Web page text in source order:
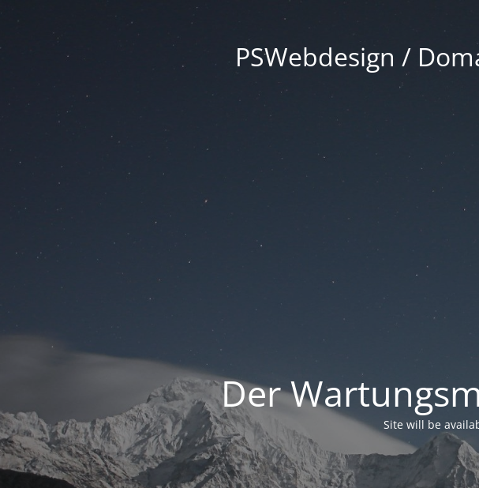
PSWebdesign /
Der
Site will be